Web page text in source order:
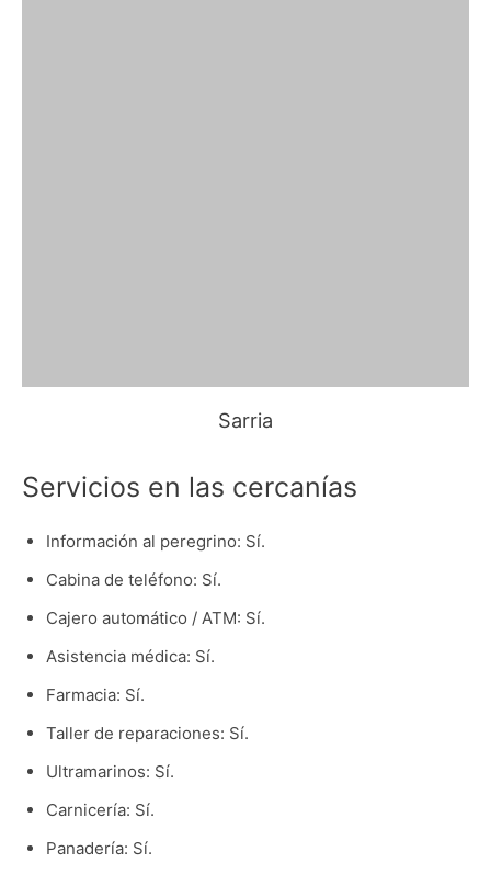
Sarria
Servicios en las cercanías
Información al peregrino: Sí.
Cabina de teléfono: Sí.
Cajero automático / ATM: Sí.
Asistencia médica: Sí.
Farmacia: Sí.
Taller de reparaciones: Sí.
Ultramarinos: Sí.
Carnicería: Sí.
Panadería: Sí.